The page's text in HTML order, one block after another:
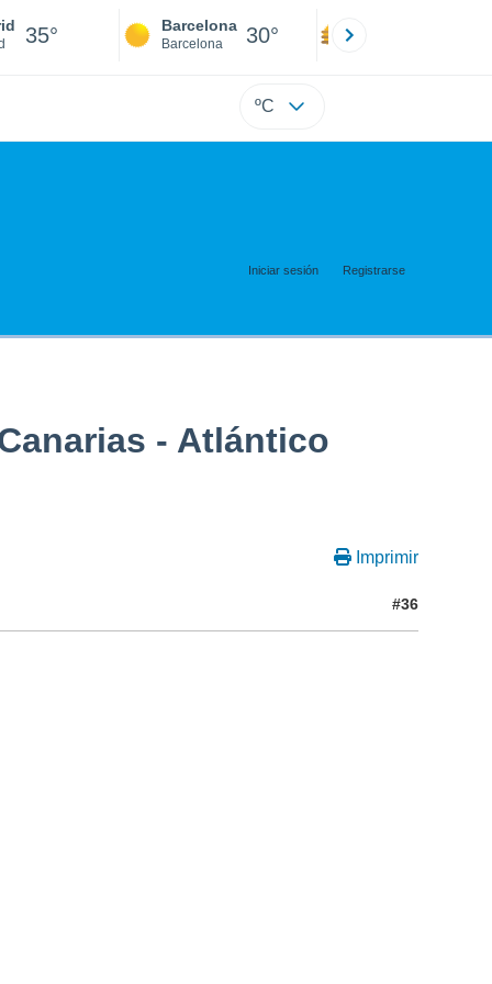
35° Barcelona
Barcelona 30°
ºC
Iniciar sesión Registrarse
- Atlántico
Imprimir
#36